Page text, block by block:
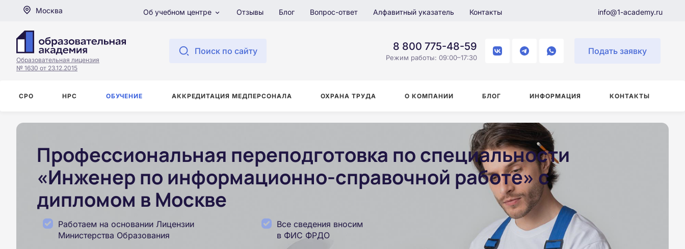
Москва Об учебном центре Отзывы Блог Вопрос-ответ Алфавитный указатель Контакты info@1-academy.ru
Образовательная лицензия
№ 1630 от 23.12.2015
Поиск по сайту 8 800 775-48-59
Режим работы: 09:00–17:30
Подать заявку
СРО НРС ОБУЧЕНИЕ АККРЕДИТАЦИЯ МЕДПЕРСОНАЛА ОХРАНА ТРУДА О КОМПАНИИ БЛОГ ИНФОРМАЦИЯ КОНТАКТЫ
Профессиональная переподготовка по специальности
«Инженер по информационно-справочной работе» с
дипломом в Москве
Работаем на основании Лицензии
Министерства Образования
Все сведения вносим
в ФИС ФРДО